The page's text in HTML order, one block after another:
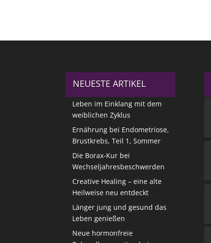
NEUESTE ARTIKEL
Leben im Einklang mit dem
weiblichen Zyklus
Ernährung bei Endometriose,
Brustkrebs, Teil 1, Sommer
Die Borax-Kur bei
Wechseljahresbeschwerden
Creative Healing – eine alte
Heilweise neu entdeckt
Länger jung und gesund das
Leben genießen
Neue hormonfreie